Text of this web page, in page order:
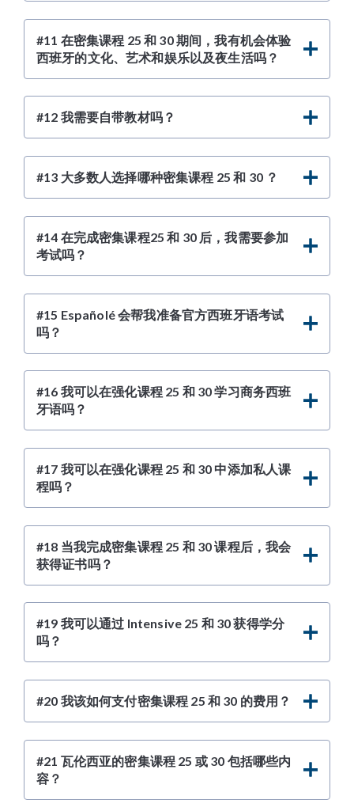
#11 在密集课程 25 和 30 期间，我有机会体验
西班牙的文化、艺术和娱乐以及夜生活吗？
#12 我需要自带教材吗？
#13 大多数人选择哪种密集课程 25 和 30 ？
#14 在完成密集课程25 和 30 后，我需要参加
考试吗？
#15 Españolé 会帮我准备官方西班牙语考试
吗？
#16 我可以在强化课程 25 和 30 学习商务西班
牙语吗？
#17 我可以在强化课程 25 和 30 中添加私人课
程吗？
#18 当我完成密集课程 25 和 30 课程后，我会
获得证书吗？
#19 我可以通过 Intensive 25 和 30 获得学分
吗？
#20 我该如何支付密集课程 25 和 30 的费用？
#21 瓦伦西亚的密集课程 25 或 30 包括哪些内
容？